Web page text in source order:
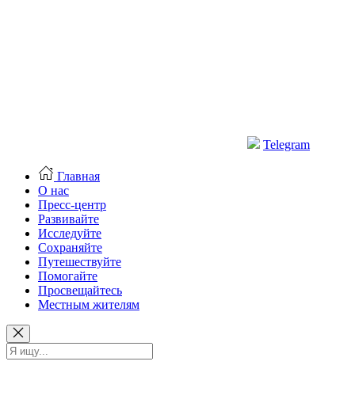
Telegram
Главная
О нас
Пресс-центр
Развивайте
Исследуйте
Сохраняйте
Путешествуйте
Помогайте
Просвещайтесь
Местным жителям